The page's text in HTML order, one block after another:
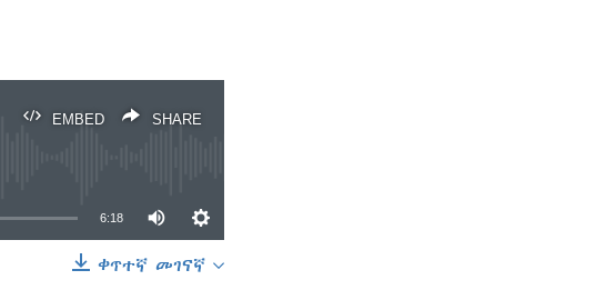
EMBED SHARE
6:18
ቀጥተኛ መገናኛ